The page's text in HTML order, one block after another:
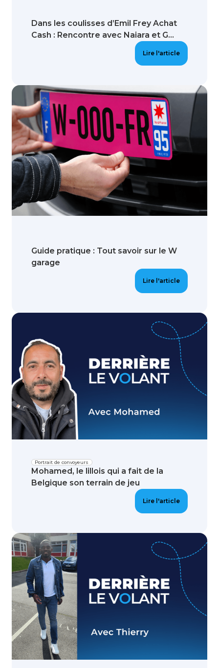
Dans les coulisses d’Emil Frey Achat
Cash : Rencontre avec Naiara et G...
Lire l'article
Guide pratique : Tout savoir sur le W
garage
Lire l'article
Portrait de convoyeurs
Mohamed, le lillois qui a fait de la
Belgique son terrain de jeu
Lire l'article